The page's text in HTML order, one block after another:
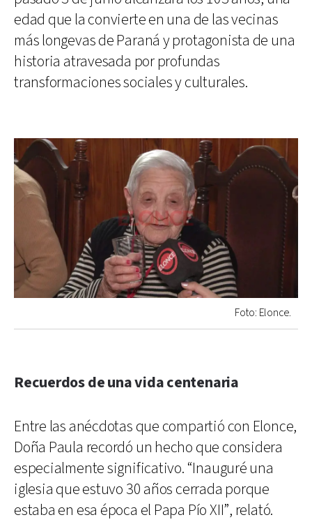
edad que la convierte en una de las vecinas
más longevas de Paraná y protagonista de una
historia atravesada por profundas
transformaciones sociales y culturales.
Foto: Elonce.
Recuerdos de una vida centenaria
Entre las anécdotas que compartió con Elonce,
Doña Paula recordó un hecho que considera
especialmente significativo. “Inauguré una
iglesia que estuvo 30 años cerrada porque
estaba en esa época el Papa Pío XII”, relató.